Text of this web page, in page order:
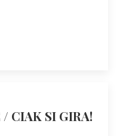
CIAK SI GIRA!